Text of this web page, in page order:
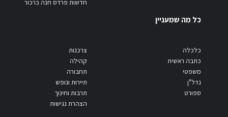
חדשות פרדס חנה כרכור
כל מה שמעניין
כלכלה
כתבה ראשית
משפטי
נדל"ן
ספורט
צרכנות
קהילה
תחבורה
תיירות ונופש
תרבות וחינוך
הצהרת נגישות